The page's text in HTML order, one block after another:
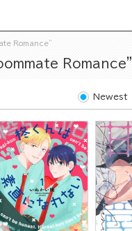
Romance”
Romance”
Newest